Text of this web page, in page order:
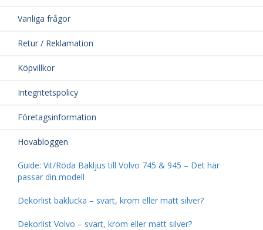
Vanliga frågor
Retur / Reklamation
Köpvillkor
Integritetspolicy
Företagsinformation
Hovabloggen
Guide: Vit/Röda Bakljus till Volvo 745 & 945 – Det här
passar din modell
Dekorlist baklucka – svart, krom eller matt silver?
Dekorlist Volvo – svart, krom eller matt silver?